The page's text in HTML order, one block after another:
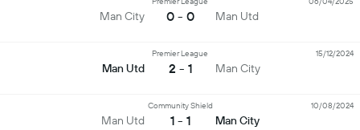
Man Utd
0 - 0
Man City
Man City
Premier League
1 - 2
Man Utd
15/12/2024
Man City
Community Shield
1 - 1
Man Utd
10/08/2024